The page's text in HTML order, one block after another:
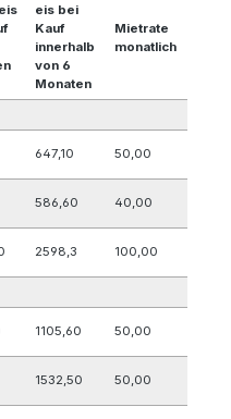
eis bei
Kauf
innerhalb
von 6
Monaten
Mietrate
monatlich
647,10 50,00
586,60 40,00
2598,3 100,00
1105,60 50,00
1532,50 50,00